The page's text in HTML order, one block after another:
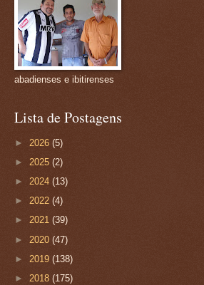
abadienses e ibitirenses
Lista de Postagens
► 2026 (5)
► 2025 (2)
► 2024 (13)
► 2022 (4)
► 2021 (39)
► 2020 (47)
► 2019 (138)
► 2018 (175)